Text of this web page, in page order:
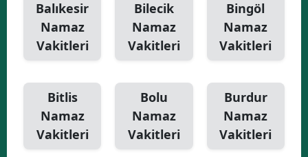
Balıkesir
Namaz
Vakitleri
Bilecik
Namaz
Vakitleri
Bingöl
Namaz
Vakitleri
Bitlis
Namaz
Vakitleri
Bolu
Namaz
Vakitleri
Burdur
Namaz
Vakitleri